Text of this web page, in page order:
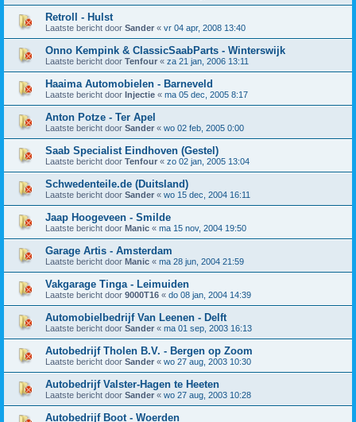
Retroll - Hulst
Laatste bericht door Sander « vr 04 apr, 2008 13:40
Onno Kempink & ClassicSaabParts - Winterswijk
Laatste bericht door Tenfour « za 21 jan, 2006 13:11
Haaima Automobielen - Barneveld
Laatste bericht door Injectie « ma 05 dec, 2005 8:17
Anton Potze - Ter Apel
Laatste bericht door Sander « wo 02 feb, 2005 0:00
Saab Specialist Eindhoven (Gestel)
Laatste bericht door Tenfour « zo 02 jan, 2005 13:04
Schwedenteile.de (Duitsland)
Laatste bericht door Sander « wo 15 dec, 2004 16:11
Jaap Hoogeveen - Smilde
Laatste bericht door Manic « ma 15 nov, 2004 19:50
Garage Artis - Amsterdam
Laatste bericht door Manic « ma 28 jun, 2004 21:59
Vakgarage Tinga - Leimuiden
Laatste bericht door 9000T16 « do 08 jan, 2004 14:39
Automobielbedrijf Van Leenen - Delft
Laatste bericht door Sander « ma 01 sep, 2003 16:13
Autobedrijf Tholen B.V. - Bergen op Zoom
Laatste bericht door Sander « wo 27 aug, 2003 10:30
Autobedrijf Valster-Hagen te Heeten
Laatste bericht door Sander « wo 27 aug, 2003 10:28
Autobedrijf Boot - Woerden